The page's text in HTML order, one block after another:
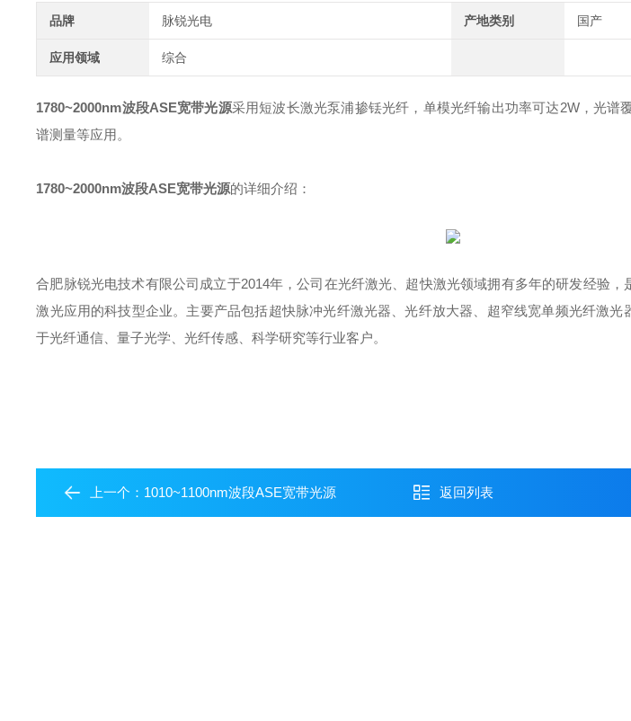
品牌 脉锐光电 产地类别 国产
应用领域 综合
1780~2000nm波段ASE宽带光源采用短波长激光泵浦掺铥光纤，单模光纤输出功率可达2W，光谱
谱测量等应用。
1780~2000nm波段ASE宽带光源的详细介绍：
合肥脉锐光电技术有限公司成立于2014年，公司在光纤激光、超快激光领域拥有多年的研发经验
激光应用的科技型企业。主要产品包括超快脉冲光纤激光器、光纤放大器、超窄线宽单频光纤激光
于光纤通信、量子光学、光纤传感、科学研究等行业客户。
上一个： 1010~1100nm波段ASE宽带光源 返回列表